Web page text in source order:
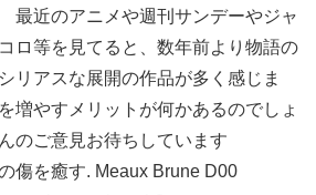
最近のアニメや週刊サンデーやジャ
ロ等を見てると、数年前より物語の
リアスな展開の作品が多く感じま
増やすメリットが何かあるのでしょ
のご意見お待ちしています
傷を癒す. Meaux Brune D00